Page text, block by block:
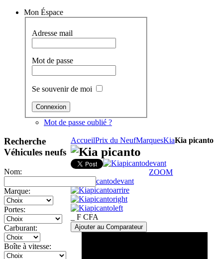
Mon Éspace
Adresse mail
Mot de passe
Se souvenir de moi
Mot de passe oublié ?
AccueilPrix du NeufMarquesKiaKia picanto
Kia picanto
ZOOM
_ F CFA
Ajouter au Comparateur
Recherche
Véhicules neufs
Nom:
Marque:
Portes:
Carburant:
Boîte à vitesse: